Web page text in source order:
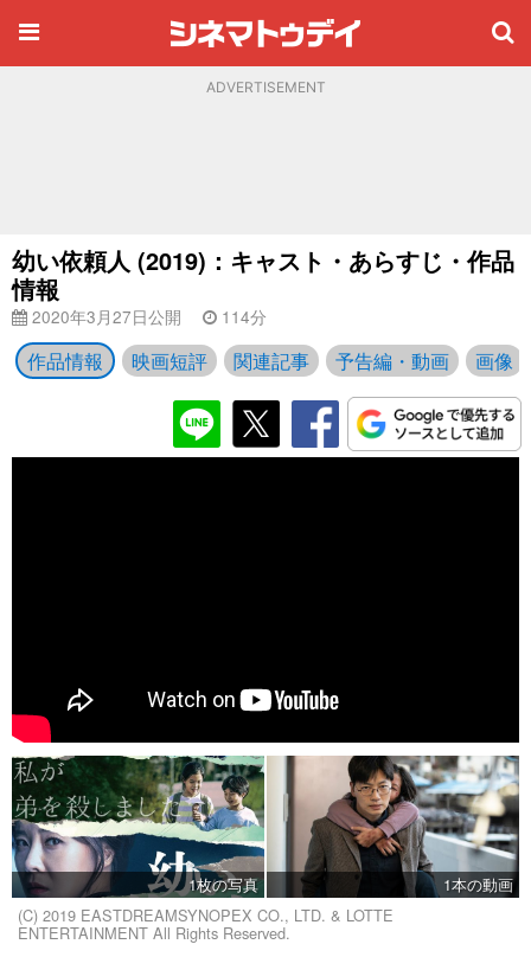
ADVERTISEMENT
幼い依頼人 (2019)：キャスト・あらすじ・作品
情報
2020年3月27日公開 114分
作品情報 映画短評 関連記事 予告編・動画 画像
1枚の写真
1本の動画
(C) 2019 EASTDREAMSYNOPEX CO., LTD. & LOTTE
ENTERTAINMENT All Rights Reserved.